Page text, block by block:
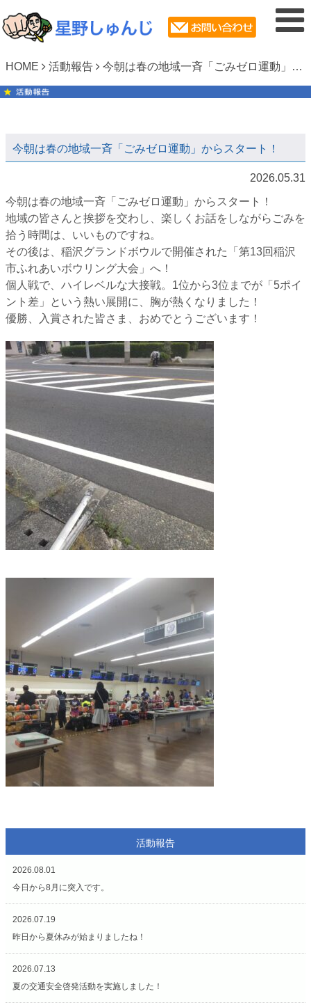
HOME 活動報告 今朝は春の地域一斉「ごみゼロ運動」からスタート！
今朝は春の地域一斉「ごみゼロ運動」からスタート！
2026.05.31
今朝は春の地域一斉「ごみゼロ運動」からスタート！
地域の皆さんと挨拶を交わし、楽しくお話をしながらごみを
拾う時間は、いいものですね。
その後は、稲沢グランドボウルで開催された「第13回稲沢
市ふれあいボウリング大会」へ！
個人戦で、ハイレベルな大接戦。1位から3位までが「5ポイ
ント差」という熱い展開に、胸が熱くなりました！
優勝、入賞された皆さま、おめでとうございます！
活動報告
2026.08.01
今日から8月に突入です。
2026.07.19
昨日から夏休みが始まりましたね！
2026.07.13
夏の交通安全啓発活動を実施しました！